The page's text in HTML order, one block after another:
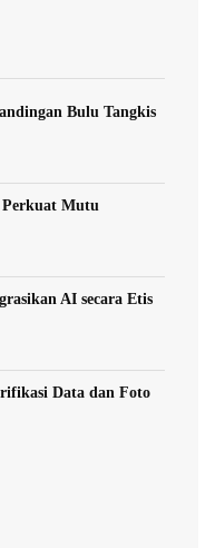
Bulu Tangkis
Mutu
AI secara Etis
Data dan Foto